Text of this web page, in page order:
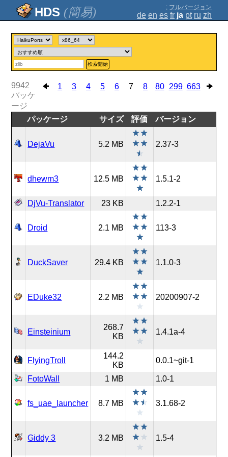
(簡易) ; フルバージョン
de en es fr ja pt ru zh
検索開始
1 3 4 5 6 7 8 80 299 663
9942
パッケ
ージ
パッケージ
サイズ 評価 バージョン
DejaVu 5.2 MB 2.37-3
dhewm3 12.5 MB 1.5.1-2
DjVu-Translator 23 KB 1.2.2-1
Droid 2.1 MB 113-3
DuckSaver 29.4 KB 1.1.0-3
EDuke32 2.2 MB 20200907-2
Einsteinium
268.7
KB
1.4.1a-4
FlyingTroll
144.2
KB
0.0.1~git-1
FotoWall 1 MB 1.0-1
fs_uae_launcher 8.7 MB 3.1.68-2
Giddy 3 3.2 MB 1.5-4